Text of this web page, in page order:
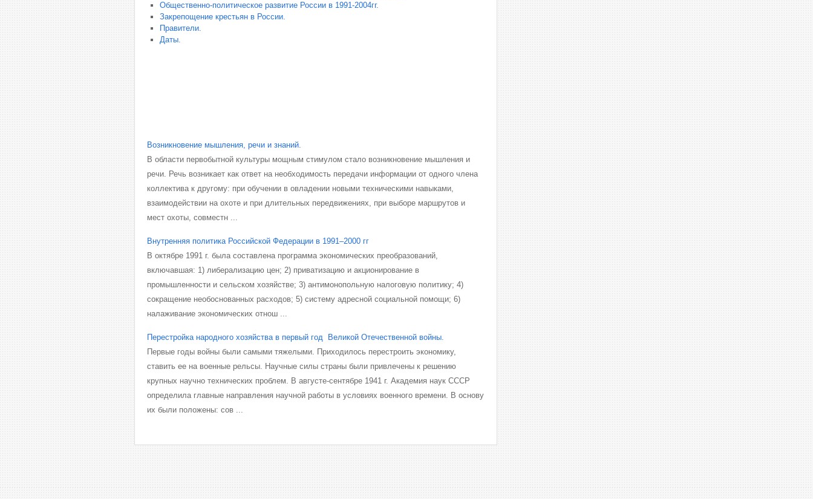
Общественно-политическое развитие России в 1991-2004гг.
Закрепощение крестьян в России.
Правители.
Даты.
Возникновение мышления, речи и знаний.
В области первобытной культуры мощным стимулом стало возникновение мышления и
речи. Речь возникает как ответ на необходимость передачи информации от одного члена
коллектива к другому: при обучении в овладении новыми техническими навыками,
взаимодействии на охоте и при длительных передвижениях, при выборе маршрутов и
мест охоты, совместн ...
Внутренняя политика Российской Федерации в 1991–2000 гг
В октябре 1991 г. была составлена программа экономических преобразований,
включавшая: 1) либерализацию цен; 2) приватизацию и акционирование в
промышленности и сельском хозяйстве; 3) антимонопольную налоговую политику; 4)
сокращение необоснованных расходов; 5) систему адресной социальной помощи; 6)
налаживание экономических отнош ...
Перестройка народного хозяйства в первый год Великой Отечественной войны.
Первые годы войны были самыми тяжелыми. Приходилось перестроить экономику,
ставить ее на военные рельсы. Научные силы страны были привлечены к решению
крупных научно технических проблем. В августе-сентябре 1941 г. Академия наук СССР
определила главные направления научной работы в условиях военного времени. В основу
их были положены: сов ...